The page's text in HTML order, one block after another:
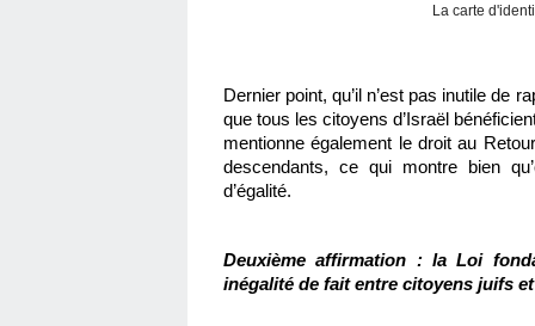
La carte
Dernier point, qu’il n’est pas inutile de
que tous les citoyens d’Israël
mentionne également le droit au
descendants, ce qui montre bien
d’égalité.
Deuxième affirmation : la Loi
inégalité de fait entre citoyens juifs